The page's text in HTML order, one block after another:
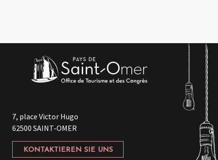
7, place Victor Hugo
62500 SAINT-OMER
KONTAKTIEREN SIE UNS